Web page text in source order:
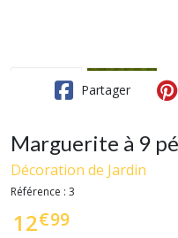
Partager
Marguerite à 9
Décoration de Jardin
Référence : 3
12€99